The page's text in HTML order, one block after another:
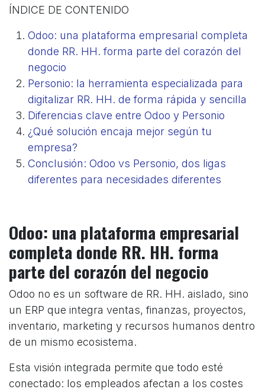
ÍNDICE DE CONTENIDO
Odoo: una plataforma empresarial completa
donde RR. HH. forma parte del corazón del
negocio
Personio: la herramienta especializada para
digitalizar RR. HH. de forma rápida y sencilla
Diferencias clave entre Odoo y Personio
¿Qué solución encaja mejor según tu
empresa?
Conclusión: Odoo vs Personio, dos ligas
diferentes para necesidades diferentes
Odoo: una plataforma empresarial
completa donde RR. HH. forma
parte del corazón del negocio
Odoo no es un software de RR. HH. aislado, sino
un ERP que integra ventas, finanzas, proyectos,
inventario, marketing y recursos humanos dentro
de un mismo ecosistema.
Esta visión integrada permite que todo esté
conectado: los empleados afectan a los costes